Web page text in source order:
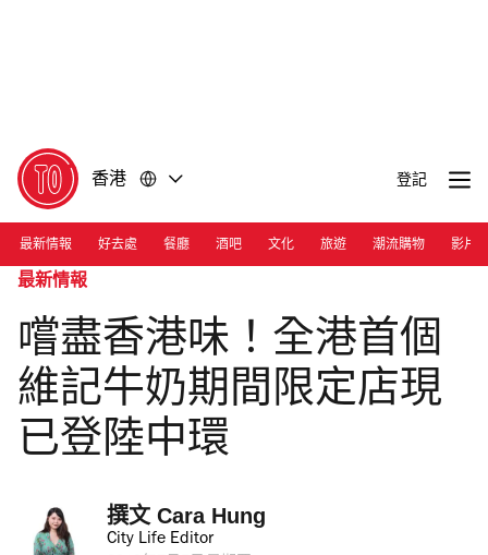
香港 登記
最新情報 好去處 餐廳 酒吧 文化 旅遊 潮流購物 影片
最新情報
嚐盡香港味！全港首個
維記牛奶期間限定店現
已登陸中環
撰文 Cara Hung
City Life Editor